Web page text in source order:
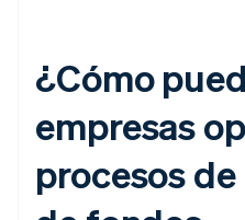
¿Cómo
empresas
procesos